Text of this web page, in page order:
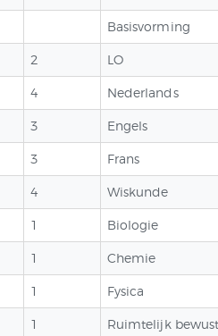
VOOR
2026 – 2027 +
CONTACT
QUIZ
Basisvorming
2 LO
4 Nederlands
3 Engels
3 Frans
4 Wiskunde
1 Biologie
1 Chemie
1 Fysica
1 Ruimtelijk